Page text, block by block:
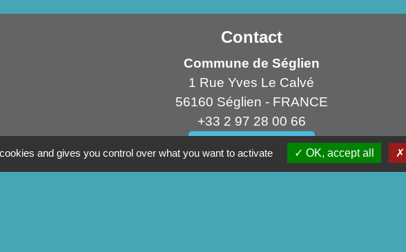
Contact
Commune de Séglien
1 Rue Yves Le Calvé
56160 Séglien - FRANCE
+33 2 97 28 00 66
Contact par formulaire
and gives you control over what you want to activate OK, accept all